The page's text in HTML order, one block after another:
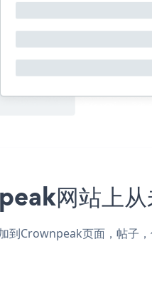
网站上从
Crownpeak页面，帖子，